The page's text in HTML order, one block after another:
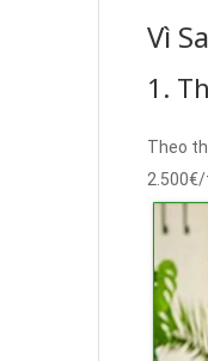
Vì
1.
Theo
2.500€/